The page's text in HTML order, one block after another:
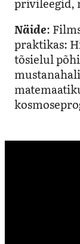
Näide:
praktikas:
tõsielul